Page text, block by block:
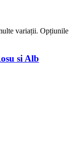
variații. Opțiunile
si Alb